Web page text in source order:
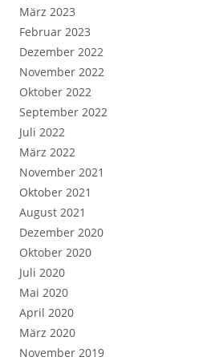
März 2023
Februar 2023
Dezember 2022
November 2022
Oktober 2022
September 2022
Juli 2022
März 2022
November 2021
Oktober 2021
August 2021
Dezember 2020
Oktober 2020
Juli 2020
Mai 2020
April 2020
März 2020
November 2019